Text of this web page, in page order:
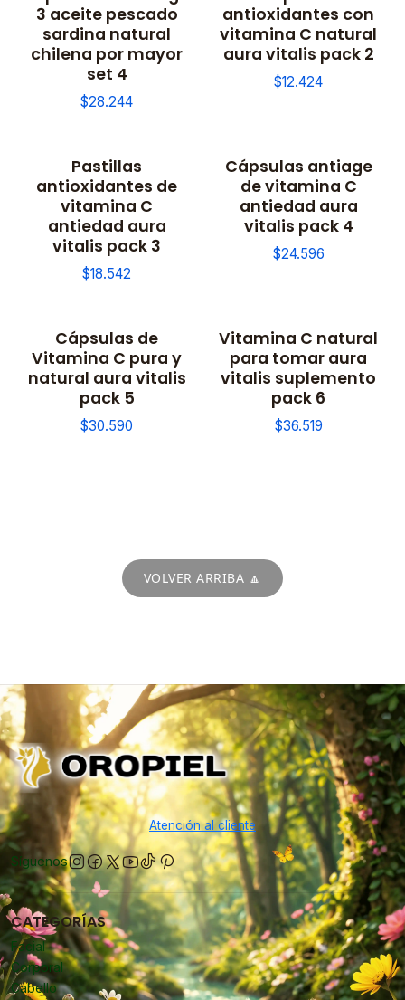
3 aceite pescado
sardina natural
chilena por mayor
set 4
$28.244
antioxidantes con
vitamina C natural
aura vitalis pack 2
$12.424
Pastillas
antioxidantes de
vitamina C
antiedad aura
vitalis pack 3
$18.542
Cápsulas antiage
de vitamina C
antiedad aura
vitalis pack 4
$24.596
Cápsulas de
Vitamina C pura y
natural aura vitalis
pack 5
$30.590
Vitamina C natural
para tomar aura
vitalis suplemento
pack 6
$36.519
VOLVER ARRIBA 🔼
Atención al cliente
Síguenos
CATEGORÍAS
Facial
Corporal
Cabello